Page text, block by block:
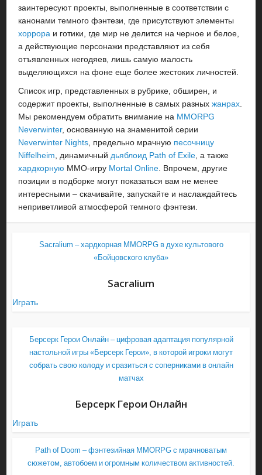
заинтересуют проекты, выполненные в соответствии с
канонами темного фэнтези, где присутствуют элементы
хоррора и готики, где мир не делится на черное и белое,
а действующие персонажи представляют из себя
отъявленных негодяев, лишь самую малость
выделяющихся на фоне еще более жестоких личностей.
Список игр, представленных в рубрике, обширен, и
содержит проекты, выполненные в самых разныхжанрах
Мы рекомендуем обратить внимание на MMORPG
Neverwinter, основанную на знаменитой серии
Neverwinter Nights , предельно мрачную песочницу
Niffelheim , динамичный дьяблоид Path of Exile , а также
хардкорную ММО-игру Mortal Online . Впрочем, другие
позиции в подборке могут показаться вам не менее
интересными – скачивайте, запускайте и наслаждайтесь
неприветливой атмосферой темного фэнтези.
Sacralium – хардкорная MMORPG в духе культового
«Бойцовского клуба»
Sacralium
Играть
Берсерк Герои Онлайн – цифровая адаптация популярной
настольной игры «Берсерк Герои», в которой игроки могут
собрать свою колоду и сразиться с соперниками в онлайн
матчах
Берсерк Герои Онлайн
Играть
Path of Doom – фэнтезийная MMORPG с мрачноватым
сюжетом, автобоем и огромным количеством активностей.